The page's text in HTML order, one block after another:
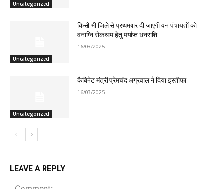
Uncategorized
Uncategorized
किसी भी जिले से प्रथमबार दी जाएगी वन पंचायतों को
वनाग्नि रोकथाम हेतु पर्याप्त धनराशि
16/03/2025
Uncategorized
कैबिनेट मंत्री प्रेमचंद अग्रवाल ने दिया इस्तीफा
16/03/2025
LEAVE A REPLY